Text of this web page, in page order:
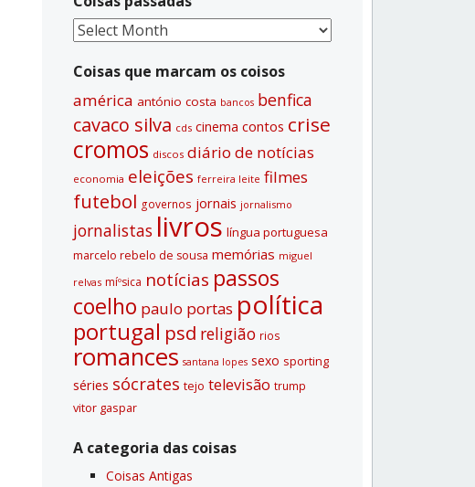
Coisas
Coisas que marcam os coisos
américa antónio costa bancos benfica
cavaco silva cds cinema contos crise
cromos discos diário de notí­cias
economia eleições ferreira leite filmes
futebol governos jornais jornalismo
jornalistas livros lí­ngua portuguesa
marcelo rebelo de sousa memórias miguel
relvas míºsica notí­cias passos
coelho paulo portas polí­tica
portugal psd religião rios
romances santana lopes sexo sporting
séries sócrates tejo televisão trump
vitor gaspar
A categoria das coisas
Coisas Antigas